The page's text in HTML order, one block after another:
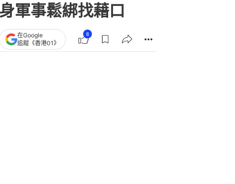
軍事鬆綁找藉口
在Google
追蹤《香港01》
8